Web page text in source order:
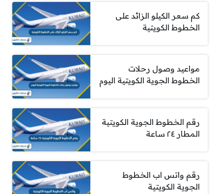
كم سعر الكيلو الزائد على
الخطوط الكويتية
مواعيد وصول رحلات
الخطوط الجوية الكويتية اليوم
رقم الخطوط الجوية الكويتية
المطار ٢٤ ساعة
رقم واتس اب الخطوط
الجوية الكويتية